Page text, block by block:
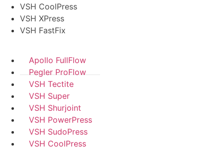
VSH CoolPress
VSH XPress
VSH FastFix
Apollo FullFlow
Pegler ProFlow
VSH Tectite
VSH Super
VSH Shurjoint
VSH PowerPress
VSH SudoPress
VSH CoolPress